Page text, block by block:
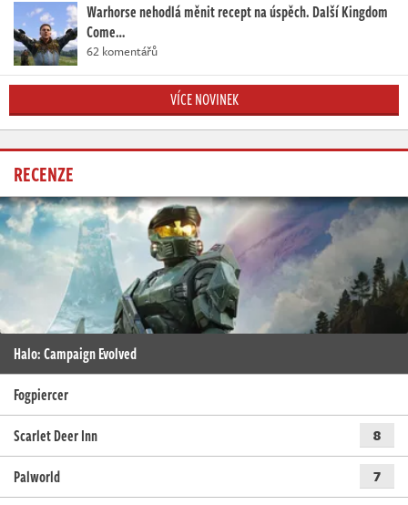
Warhorse nehodlá měnit recept na úspěch. Další Kingdom
Come…
62 komentářů
VÍCE NOVINEK
RECENZE
Halo: Campaign Evolved
Fogpiercer
Scarlet Deer Inn
8
Palworld 7